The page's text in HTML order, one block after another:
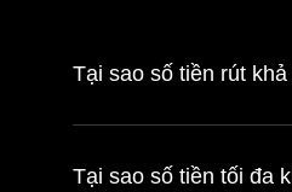
Tại sao số tiền rút
Tại sao số tiền tối đa